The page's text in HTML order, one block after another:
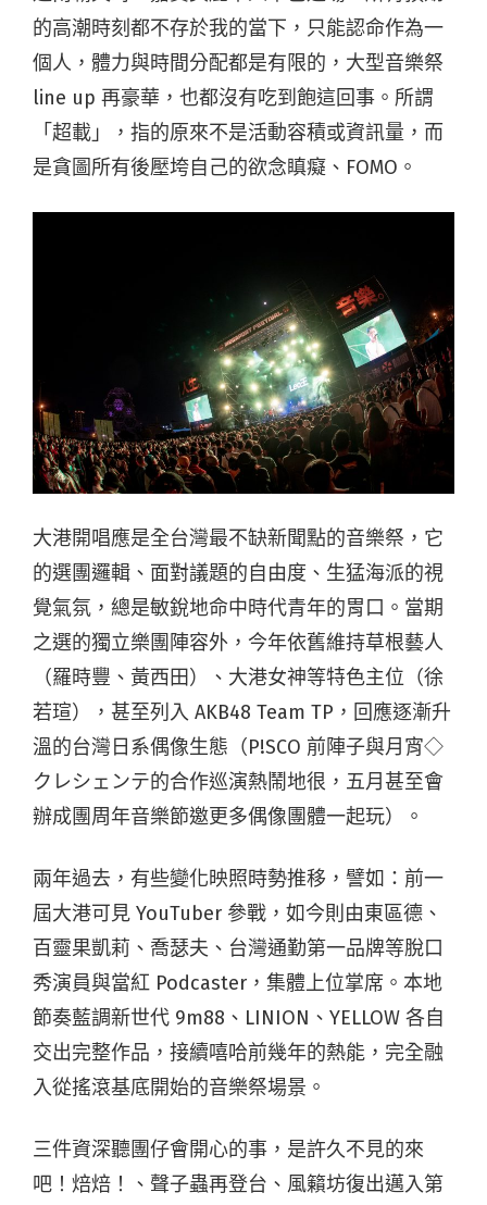
的高潮時刻都不存於我的當下，只能認命作為一
個人，體力與時間分配都是有限的，大型音樂祭
line up 再豪華，也都沒有吃到飽這回事。所謂
「超載」，指的原來不是活動容積或資訊量，而
是貪圖所有後壓垮自己的欲念瞋癡、FOMO。
大港開唱應是全台灣最不缺新聞點的音樂祭，它
的選團邏輯、面對議題的自由度、生猛海派的視
覺氣氛，總是敏銳地命中時代青年的胃口。當期
之選的獨立樂團陣容外，今年依舊維持草根藝人
（羅時豐、黃西田）、大港女神等特色主位（徐
若瑄），甚至列入 AKB48 Team TP，回應逐漸升
溫的台灣日系偶像生態（P!SCO 前陣子與月宵◇
クレシェンテ的合作巡演熱鬧地很，五月甚至會
辦成團周年音樂節邀更多偶像團體一起玩）。
兩年過去，有些變化映照時勢推移，譬如：前一
屆大港可見 YouTuber 參戰，如今則由東區德、
百靈果凱莉、喬瑟夫、台灣通勤第一品牌等脫口
秀演員與當紅 Podcaster，集體上位掌席。本地
節奏藍調新世代 9m88、LINION、YELLOW 各自
交出完整作品，接續嘻哈前幾年的熱能，完全融
入從搖滾基底開始的音樂祭場景。
三件資深聽團仔會開心的事，是許久不見的來
吧！焙焙！、聲子蟲再登台、風籟坊復出邁入第